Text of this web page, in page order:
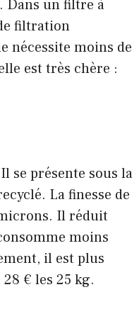
Dans un filtre à
filtration
nécessite moins de
est très chère :
se présente sous la
La finesse de
Il réduit
moins
il est plus
€ les 25 kg.